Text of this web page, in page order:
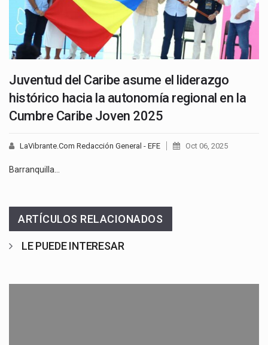
Juventud del Caribe asume el liderazgo
histórico hacia la autonomía regional en la
Cumbre Caribe Joven 2025
LaVibrante.Com Redacción General - EFE Oct 06, 2025
Barranquilla…
ARTÍCULOS RELACIONADOS
LE PUEDE INTERESAR